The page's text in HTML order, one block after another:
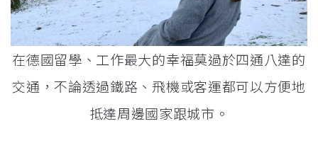
在德國留學、工作最大的幸福莫過於四通八達的
交通，不論透過鐵路、飛機或客運都可以方便地
抵達周邊國家跟城市。